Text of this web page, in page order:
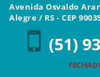
Avenida Osvaldo
Alegre / RS - CEP
(51)